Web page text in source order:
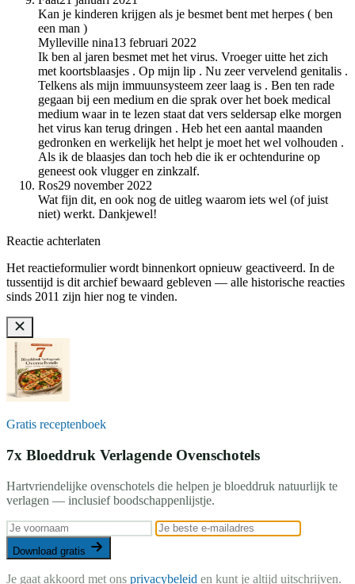
Kan je kinderen krijgen als je besmet bent met herpes ( ben
een man )
Mylleville nina13 februari 2022
Ik ben al jaren besmet met het virus. Vroeger uitte het zich
met koortsblaasjes . Op mijn lip . Nu zeer vervelend genitalis .
Telkens als mijn immuunsysteem zeer laag is . Ben ten rade
gegaan bij een medium en die sprak over het boek medical
medium waar in te lezen staat dat vers seldersap elke morgen
het virus kan terug dringen . Heb het een aantal maanden
gedronken en werkelijk het helpt je moet het wel volhouden .
Als ik de blaasjes dan toch heb die ik er ochtendurine op
geneest ook vlugger en zinkzalf.
Ros29 november 2022
Wat fijn dit, en ook nog de uitleg waarom iets wel (of juist
niet) werkt. Dankjewel!
Reactie achterlaten
Het reactieformulier wordt binnenkort opnieuw geactiveerd. In de
tussentijd is dit archief bewaard gebleven — alle historische reacties
sinds 2011 zijn hier nog te vinden.
Gratis receptenboek
7x Bloeddruk Verlagende Ovenschotels
Hartvriendelijke ovenschotels die helpen je bloeddruk natuurlijk te
verlagen — inclusief boodschappenlijstje.
Download gratis
Je gaat akkoord met ons privacybeleid en kunt je altijd uitschrijven.